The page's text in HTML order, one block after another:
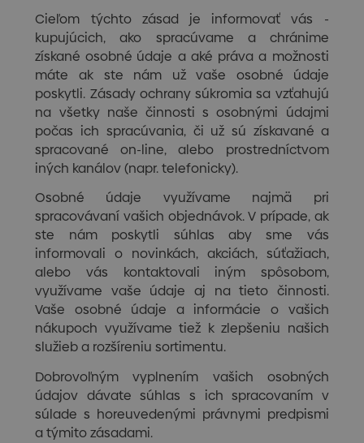
Cieľom týchto zásad je informovať vás -
kupujúcich, ako spracúvame a chránime
získané osobné údaje a aké práva a možnosti
máte ak ste nám už vaše osobné údaje
poskytli. Zásady ochrany súkromia sa vzťahujú
na všetky naše činnosti s osobnými údajmi
počas ich spracúvania, či už sú získavané a
spracované on-line, alebo prostredníctvom
iných kanálov (napr. telefonicky).
Osobné údaje využívame najmä pri
spracovávaní vašich objednávok. V prípade, ak
ste nám poskytli súhlas aby sme vás
informovali o novinkách, akciách, súťažiach,
alebo vás kontaktovali iným spôsobom,
využívame vaše údaje aj na tieto činnosti.
Vaše osobné údaje a informácie o vašich
nákupoch využívame tiež k zlepšeniu našich
služieb a rozšíreniu sortimentu.
Dobrovoľným vyplnením vašich osobných
údajov dávate súhlas s ich spracovaním v
súlade s horeuvedenými právnymi predpismi
a týmito zásadami.